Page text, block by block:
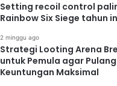
Setting recoil control
Rainbow Six Siege tahun
2 minggu ago
Strategi Looting Arena
untuk Pemula agar
Keuntungan Maksimal